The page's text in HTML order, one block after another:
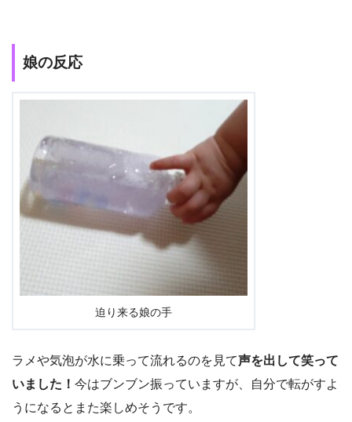
娘の反応
迫り来る娘の手
ラメや気泡が水に乗って流れるのを見て声を出して笑って
いました！ 今はブンブン振っていますが、自分で転がすよ
うになるとまた楽しめそうです。